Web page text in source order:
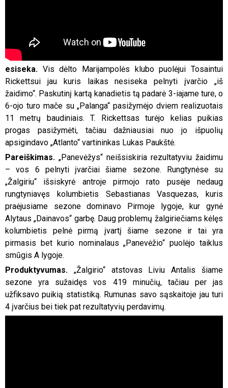
esiseka. Vis dėlto Marijampolės klubo puolėjui Tosaintui
Rickettsui jau kuris laikas nesiseka pelnyti įvarčio „iš
žaidimo“. Paskutinį kartą kanadietis tą padarė 3-iajame ture, o
6-ojo turo mače su „Palanga“ pasižymėjo dviem realizuotais
11 metrų baudiniais. T. Rickettsas turėjo kelias puikias
progas pasižymėti, tačiau dažniausiai nuo jo išpuolių
apsigindavo „Atlanto“ vartininkas Lukas Paukštė.
Pareiškimas. „Panevėžys“ neišsiskiria rezultatyviu žaidimu
– vos 6 pelnyti įvarčiai šiame sezone. Rungtynėse su
„Žalgiriu“ išsiskyrė antroje pirmojo rato pusėje nedaug
rungtyniavęs kolumbietis Sebastianas Vasquezas, kuris
praėjusiame sezone dominavo Pirmoje lygoje, kur gynė
Alytaus „Dainavos“ garbę. Daug problemų žalgiriečiams kėlęs
kolumbietis pelnė pirmą įvartį šiame sezone ir tai yra
pirmasis bet kurio nominalaus „Panevėžio“ puolėjo taiklus
smūgis A lygoje.
Produktyvumas. „Žalgirio“ atstovas Liviu Antalis šiame
sezone yra sužaidęs vos 419 minučių, tačiau per jas
užfiksavo puikią statistiką. Rumunas savo sąskaitoje jau turi
4 įvarčius bei tiek pat rezultatyvių perdavimų.